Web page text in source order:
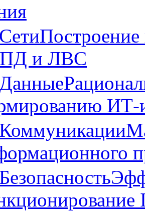
Сети
и ЛВС
ИТ-
Коммуникации
Безопасность